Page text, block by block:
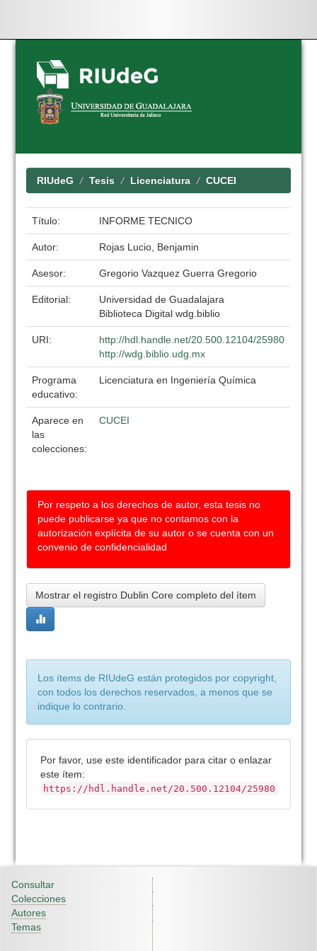
Skip
navigation
RIUdeG Tesis Licenciatura CUCEI
Título: INFORME TECNICO
Autor: Rojas Lucio, Benjamin
Asesor: Gregorio Vazquez Guerra Gregorio
Editorial:
Universidad de Guadalajara
Biblioteca Digital wdg.biblio
URI:
http://hdl.handle.net/20.500.12104/25980
http://wdg.biblio.udg.mx
Programa
educativo:
Licenciatura en Ingeniería Química
Aparece en
las
colecciones:
CUCEI
Por respeto a los derechos de autor, esta tesis no
puede publicarse ya que no contamos con la
autorización explícita de su autor o se cuenta con un
convenio de confidencialidad
Mostrar el registro Dublin Core completo del ítem
Los ítems de RIUdeG están protegidos por copyright,
con todos los derechos reservados, a menos que se
indique lo contrario.
Por favor, use este identificador para citar o enlazar
este ítem:
https://hdl.handle.net/20.500.12104/25980
Consultar
Colecciones
Autores
Temas